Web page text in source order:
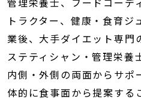
トラクター、健康・食育ジ
業後、大手ダイエット専門
ステティシャン・管理栄養
内側・外側の両面からサポ
体的に食事面から提案する